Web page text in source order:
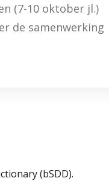
(7-10 oktober jl.)
de samenwerking
(bSDD).